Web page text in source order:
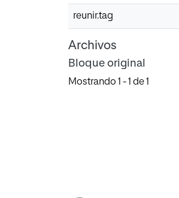
reunir.tag
Archivos
Bloque original
Mostrando 1 - 1 de 1